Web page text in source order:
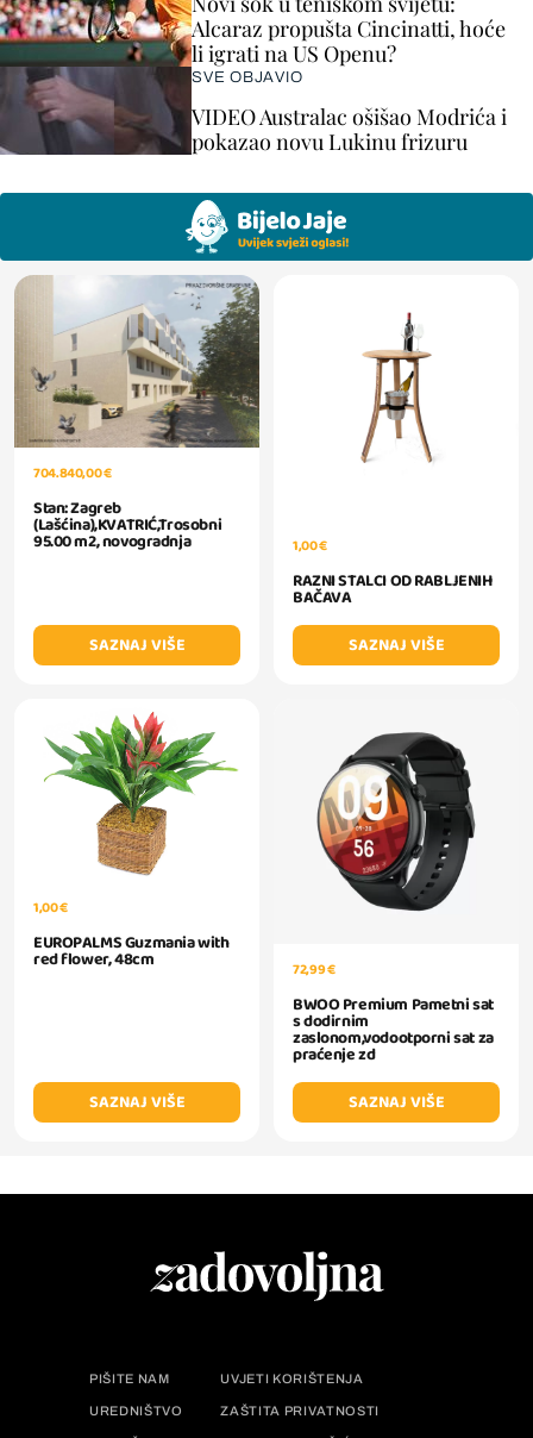
Alcaraz propušta Cincinatti, hoće
li igrati na US Openu?
SVE OBJAVIO
VIDEO Australac ošišao Modrića i
pokazao novu Lukinu frizuru
704.840,00 €
Stan: Zagreb
(Lašćina),KVATRIĆ,Trosobni
95.00 m2, novogradnja
SAZNAJ VIŠE
1,00 €
RAZNI STALCI OD RABLJENIH
BAČAVA
SAZNAJ VIŠE
1,00 €
EUROPALMS Guzmania with
red flower, 48cm
SAZNAJ VIŠE
72,99 €
BWOO Premium Pametni sat
s dodirnim
zaslonom,vodootporni sat za
praćenje zd
SAZNAJ VIŠE
PIŠITE NAM UVJETI KORIŠTENJA
UREDNIŠTVO ZAŠTITA PRIVATNOSTI